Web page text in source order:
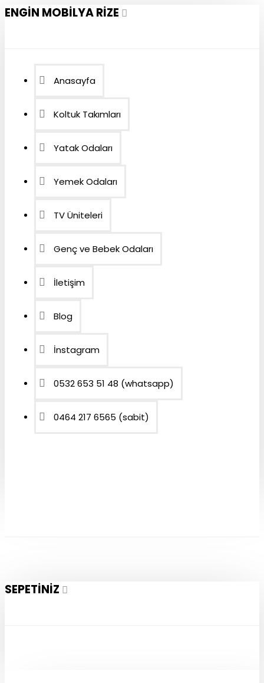
ENGIN MOBILYA RIZE
Anasayfa
Koltuk Takımları
Yatak Odaları
Yemek Odaları
TV Üniteleri
Genç ve Bebek Odaları
İletişim
Blog
İnstagram
0532 653 51 48 (whatsapp)
0464 217 6565 (sabit)
SEPETINIZ